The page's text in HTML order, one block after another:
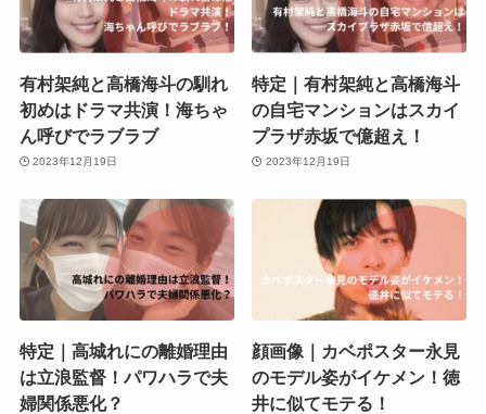
有村架純と高橋海斗の馴れ
初めはドラマ共演！海ちゃ
ん呼びでラブラブ
2023年12月19日
特定｜有村架純と高橋海斗
の自宅マンションはスカイ
プラザ赤坂で億超え！
2023年12月19日
特定｜高城れにの離婚理由
は立浪監督！パワハラで夫
婦関係悪化？
顔画像｜カベポスター永見
のモデル姿がイケメン！徳
井に似てモテる！